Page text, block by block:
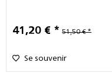
41,20 € * 51,50 € *
Se souvenir